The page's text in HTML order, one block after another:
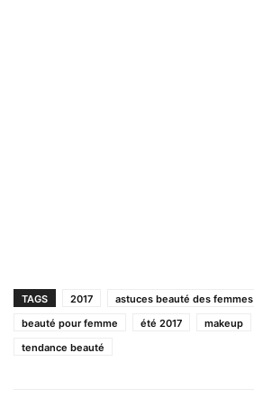
TAGS 2017 astuces beauté des femmes
beauté pour femme
été 2017 makeup
tendance beauté